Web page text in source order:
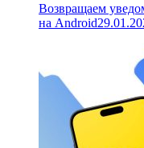
Возвращаем
на Android